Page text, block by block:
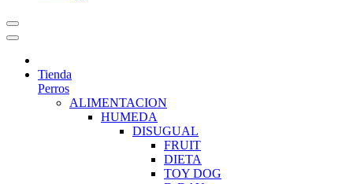
Tienda
Perros
ALIMENTACION
HUMEDA
DISUGUAL
FRUIT
DIETA
TOY DOG